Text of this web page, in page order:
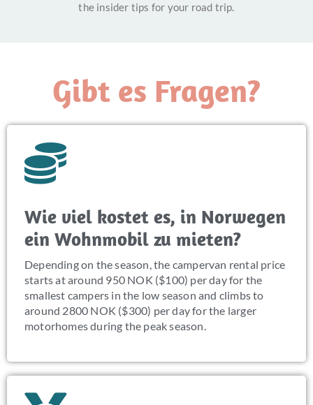
the insider tips for your road trip.
Gibt es Fragen?
Wie viel kostet es, in Norwegen
ein Wohnmobil zu mieten?
Depending on the season, the campervan rental price
starts at around 950 NOK ($100) per day for the
smallest campers in the low season and climbs to
around 2800 NOK ($300) per day for the larger
motorhomes during the peak season.